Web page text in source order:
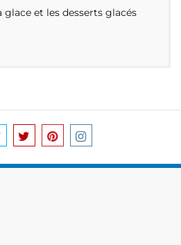
et les desserts glacés